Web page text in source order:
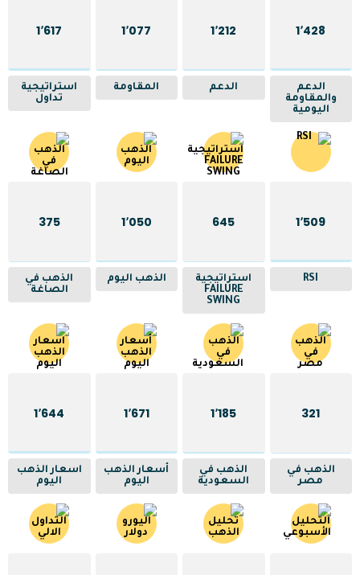
1٬428
الدعم
والمقاومة
اليومية
1٬212
الدعم
1٬077
المقاومة
1٬617
استراتيجية
تداول
1٬509
RSI
645
استراتيجية
FAILURE
SWING
1٬050
الذهب اليوم
375
الذهب في
الصاغة
321
الذهب في
مصر
1٬185
الذهب في
السعودية
1٬671
أسعار الذهب
اليوم
1٬644
اسعار الذهب
اليوم